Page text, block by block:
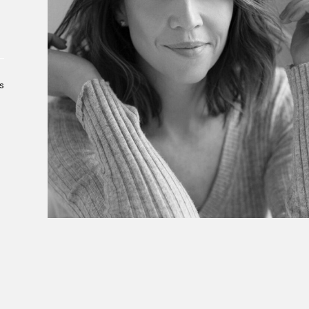
À propos du Salon
Liste des exposant·e·s
Liste des auteur·rice·s